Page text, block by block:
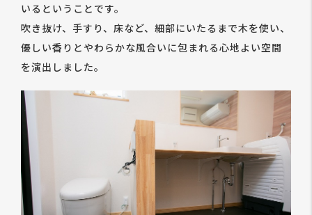
いるということです。
吹き抜け、手すり、床など、細部にいたるまで木を使い、
優しい香りとやわらかな風合いに包まれる心地よい空間
を演出しました。